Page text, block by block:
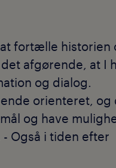
fortælle historien
afgørende, at I
og dialog.
orienteret, og
og have
Også i tiden efter